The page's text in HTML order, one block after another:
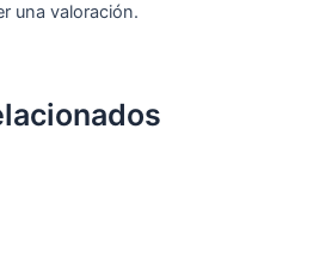
una valoración.